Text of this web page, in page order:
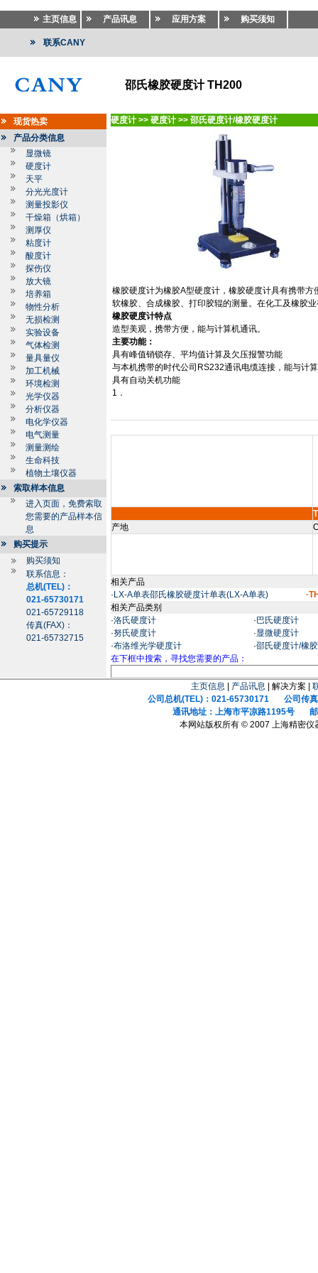
主页信息 产品讯息 应用方案 购买须知
联系CANY
邵氏橡胶硬度计 TH200
现货热卖
产品分类信息
显微镜
硬度计
天平
分光光度计
测量投影仪
干燥箱（烘箱）
测厚仪
粘度计
酸度计
探伤仪
放大镜
培养箱
物性分析
无损检测
实验设备
气体检测
量具量仪
加工机械
环境检测
光学仪器
分析仪器
电化学仪器
电气测量
测量测绘
生命科技
植物土壤仪器
索取样本信息
进入页面，免费索取
您需要的产品样本信
息
购买提示
购买须知
联系信息：
总机(TEL)：
021-65730171
021-65729118
传真(FAX)：
021-65732715
硬度计 >> 硬度计 >> 邵氏硬度计/橡胶硬度计
橡胶硬度计为橡胶A型硬度计，橡胶硬度计具有携带
软橡胶、合成橡胶、打印胶辊的测量。在化工及橡胶
橡胶硬度计特点
造型美观，携带方便，能与计算机通讯。
主要功能：
具有峰值销锁存、平均值计算及欠压报警功能
与本机携带的时代公司 RS232通讯电缆连接，能与计
具有自动关机功能
1．
产地
相关产品
· LX-A单表邵氏橡胶硬度计单表(LX-A单表)
相关产品类别
·洛氏硬度计 · 巴氏硬度计
·努氏硬度计 ·显微硬度计
·布洛维光学硬度计 ·邵氏硬度计/橡
在下框中搜索，寻找您需要的产品：
主页信息 产品讯息 | 解决方案 |
公司总机(TEL)：021-65730171 公司传真
通讯地址：上海市平凉路1195号 邮
本网站版权所有 © 2007 上海精密仪